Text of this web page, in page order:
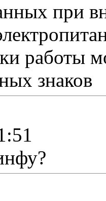
при
работы
знаков